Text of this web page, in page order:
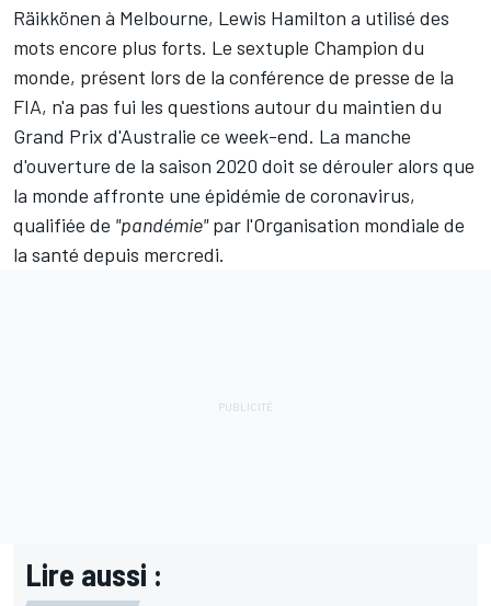
Räikkönen à Melbourne, Lewis Hamilton a utilisé des
mots encore plus forts. Le sextuple Champion du
monde, présent lors de la conférence de presse de la
FIA, n'a pas fui les questions autour du maintien du
Grand Prix d'Australie ce week-end. La manche
d'ouverture de la saison 2020 doit se dérouler alors que
la monde affronte une épidémie de coronavirus,
qualifiée de "pandémie"par l'Organisation mondiale de
la santé depuis mercredi.
Lire aussi :